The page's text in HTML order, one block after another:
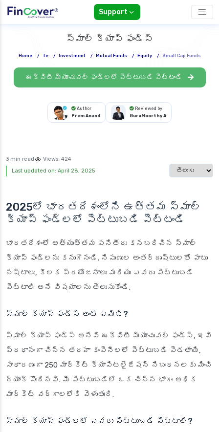
Support
స్మాల్ క్యాప్ ఫండ్స్
Home / Te / Investment / Mutual Funds / Equity / Small Cap Funds
ఈక్విటీ మ్యూచువల్ ఫండ్లలో పెట్టుబడి పెట్టండి
Author
Prem Anand
Reviewed by
GuruMoorthy A
3 min read Views: 424
Last updated on: April 28, 2025
Select
2025లో భారతదేశంలోని ఉత్తమ స్మాల్
క్యాప్ ఫండ్లలో పెట్టుబడి పెట్టండి
భారతదేశంలో అత్యుత్తమ పనితీరు కనబరిచిన స్మాల్
క్యాప్ ఫండ్లను కనుగొనండి. నిపుణుల అంతర్దృష్టులతో పాటు
నష్టాలు, కీలక ప్రయోజనాలు మరియు ఎవరు పెట్టుబడి
పెట్టాలి అనే విషయాలను తెలుసుకోండి.
స్మాల్ క్యాప్ ఫండ్స్ అంటే ఏమిటి?
స్మాల్ క్యాప్ ఫండ్స్ అనేవి ఈక్విటీ మ్యూచువల్ ఫండ్స్, ఇవి
ప్రధానంగా చిన్న తరహా కంపెనీలలో పెట్టుబడి పెడతాయి,
సాధారణంగా 250 మార్కెట్ క్యాపిటలైజేషన్ నిబంధనలకు మించి
ర్యాంక్ పొందినవి. మీ పెట్టుబడిలో ఒక చిన్న భాగం అధిక
మార్కెట్ వర్గాలలోకి వెళుతుంది.
స్మాల్ క్యాప్ ఫండ్లలో ఎవరు పెట్టుబడి పెట్టాలి?